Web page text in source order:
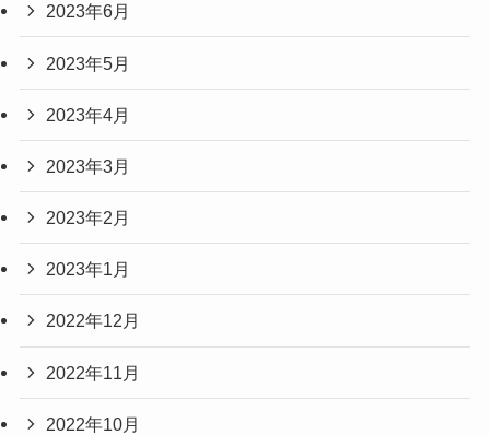
2023年6月
2023年5月
2023年4月
2023年3月
2023年2月
2023年1月
2022年12月
2022年11月
2022年10月